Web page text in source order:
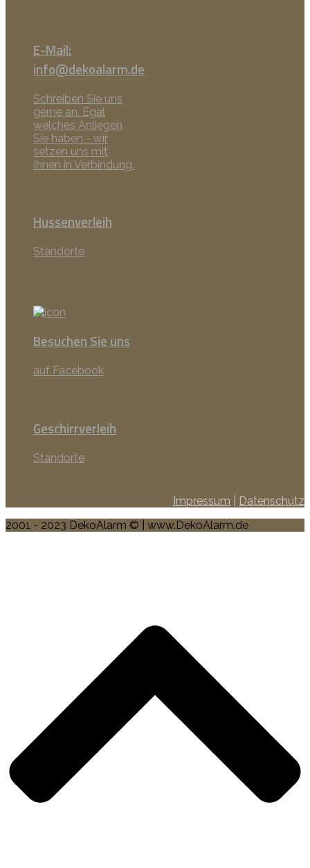
E-Mail:
info@dekoalarm.de
Schreiben Sie uns
gerne an. Egal
welches Anliegen
Sie haben - wir
setzen uns mit
Ihnen in Verbindung.
Hussenverleih
Standorte
Besuchen Sie uns
auf Facebook
Geschirrverleih
Standorte
Impressum
Datenschutz
2001 - 2023 DekoAlarm © | www.DekoAlarm.de